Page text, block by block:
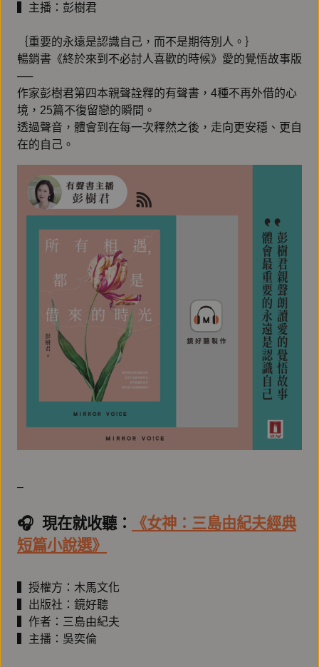
▍主播：彭樹君
｛重要的永遠是認識自己，而不是期待別人。｝
暢銷書《終於來到不必討人喜歡的時候》愛的覺悟故事版
──
作家彭樹君第四本親聲詮釋的有聲書，4種不再外借的心
境，25篇不復留戀的瞬間。
透過聲音，體會到在每一次釋然之後，走向更安穩、更自
在的自己。
–
🎧️ 現在就收聽：
《女神：三島由紀夫經典
短篇小說選》
▍授權方：木馬文化
▍出版社：鏡好聽
▍作者：三島由紀夫
▍主播：吳奕倫